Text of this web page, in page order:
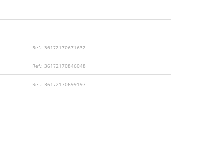
Ref.: 36172170671632
Ref.: 36172170846048
Ref.: 36172170699197